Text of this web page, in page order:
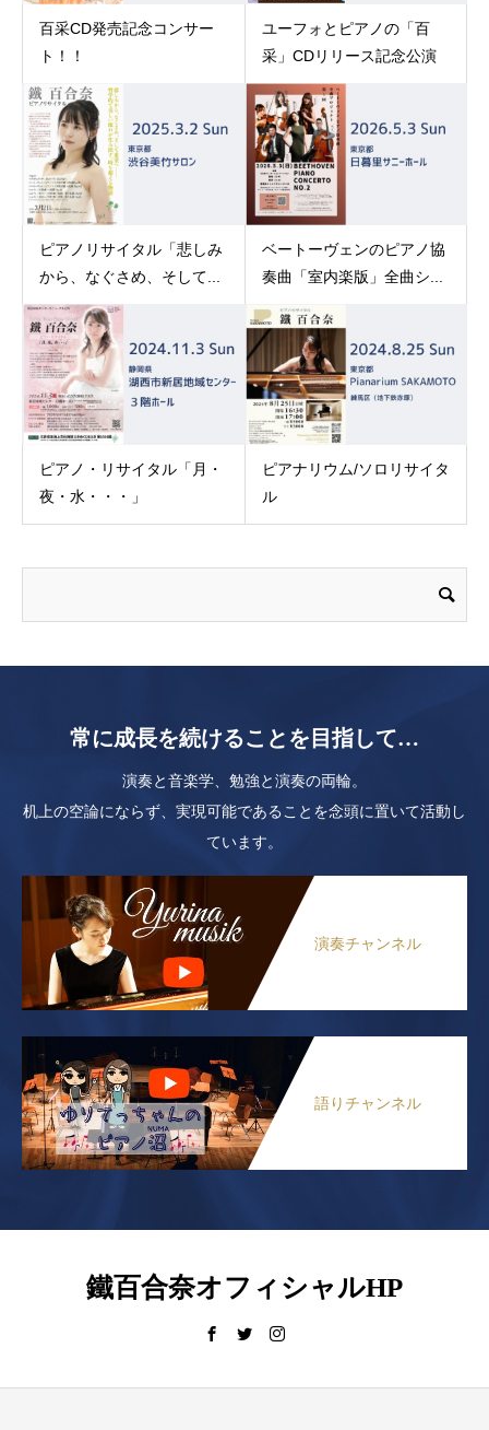
百采CD発売記念コンサー
ト！！
ユーフォとピアノの「百
采」CDリリース記念公演
ピアノリサイタル「悲しみ
から、なぐさめ、そして...
ベートーヴェンのピアノ協
奏曲「室内楽版」全曲シ...
ピアノ・リサイタル「月・
夜・水・・・」
ピアナリウム/ソロリサイタ
ル
常に成長を続けることを目指して…
演奏と音楽学、勉強と演奏の両輪。
机上の空論にならず、実現可能であることを念頭に置いて活動し
ています。
演奏チャンネル
語りチャンネル
鐵百合奈オフィシャルHP